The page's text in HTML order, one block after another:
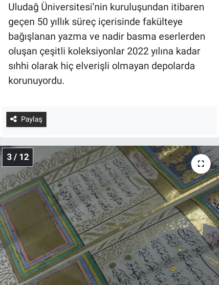
Uludağ Üniversitesi’nin kuruluşundan itibaren
geçen 50 yıllık süreç içerisinde fakülteye
bağışlanan yazma ve nadir basma eserlerden
oluşan çeşitli koleksiyonlar 2022 yılına kadar
sıhhi olarak hiç elverişli olmayan depolarda
korunuyordu.
Paylaş
3 / 12